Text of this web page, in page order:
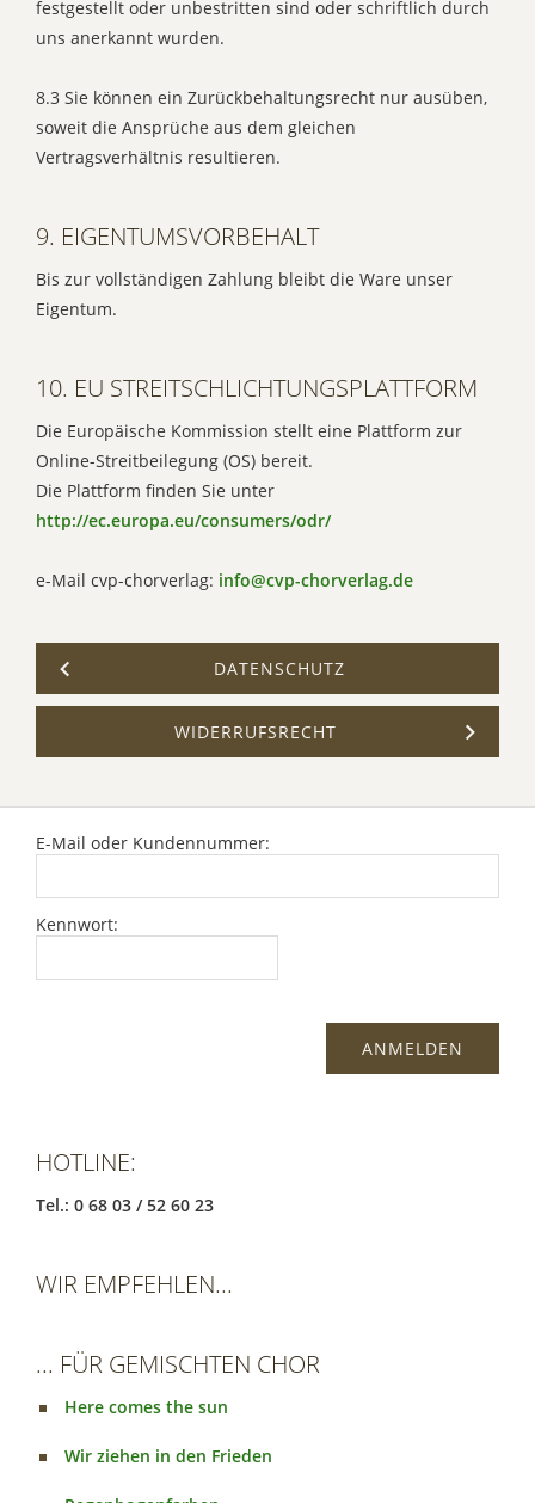
festgestellt oder unbestritten sind oder schriftlich durch
uns anerkannt wurden.
8.3 Sie können ein Zurückbehaltungsrecht nur ausüben,
soweit die Ansprüche aus dem gleichen
Vertragsverhältnis resultieren.
9. EIGENTUMSVORBEHALT
Bis zur vollständigen Zahlung bleibt die Ware unser
Eigentum.
10. EU STREITSCHLICHTUNGSPLATTFORM
Die Europäische Kommission stellt eine Plattform zur
Online-Streitbeilegung (OS) bereit.
Die Plattform finden Sie unter
http://ec.europa.eu/consumers/odr/
e-Mail cvp-chorverlag: info@cvp-chorverlag.de
DATENSCHUTZ
WIDERRUFSRECHT
E-Mail oder Kundennummer:
Kennwort:
HOTLINE:
Tel.: 0 68 03 / 52 60 23
WIR EMPFEHLEN...
... FÜR GEMISCHTEN CHOR
Here comes the sun
Wir ziehen in den Frieden